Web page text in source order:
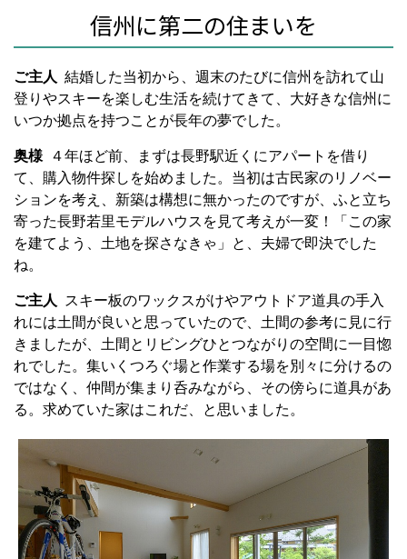
信州に第二の住まいを
ご主人 結婚した当初から、週末のたびに信州を訪れて山
登りやスキーを楽しむ生活を続けてきて、大好きな信州に
いつか拠点を持つことが長年の夢でした。
奥様 ４年ほど前、まずは長野駅近くにアパートを借り
て、購入物件探しを始めました。当初は古民家のリノベー
ションを考え、新築は構想に無かったのですが、ふと立ち
寄った長野若里モデルハウスを見て考えが一変！「この家
を建てよう、土地を探さなきゃ」と、夫婦で即決でした
ね。
ご主人 スキー板のワックスがけやアウトドア道具の手入
れには土間が良いと思っていたので、土間の参考に見に行
きましたが、土間とリビングひとつながりの空間に一目惚
れでした。集いくつろぐ場と作業する場を別々に分けるの
ではなく、仲間が集まり呑みながら、その傍らに道具があ
る。求めていた家はこれだ、と思いました。